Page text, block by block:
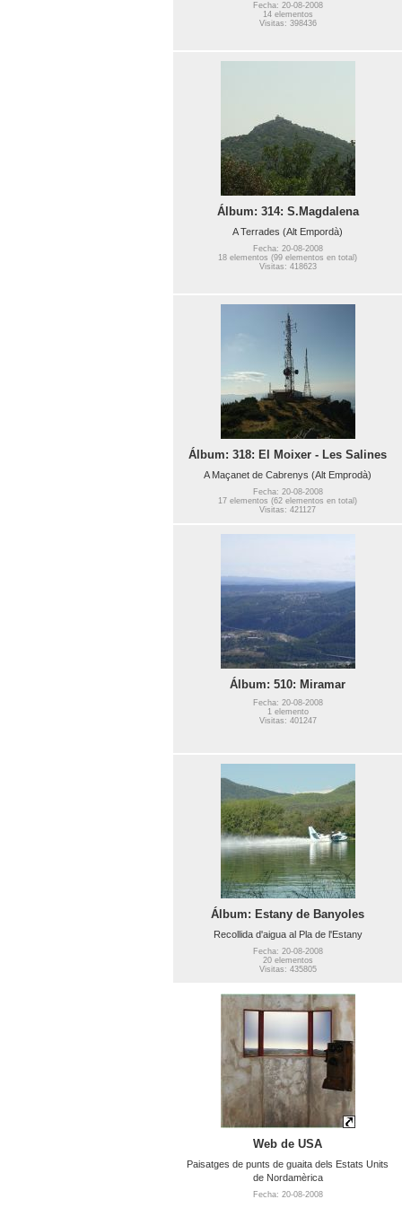
Fecha: 20-08-2008
14 elementos
Visitas: 398436
Álbum: 314: S.Magdalena
A Terrades (Alt Empordà)
Fecha: 20-08-2008
18 elementos (99 elementos en total)
Visitas: 418623
Álbum: 318: El Moixer - Les Salines
A Maçanet de Cabrenys (Alt Emprodà)
Fecha: 20-08-2008
17 elementos (62 elementos en total)
Visitas: 421127
Álbum: 510: Miramar
Fecha: 20-08-2008
1 elemento
Visitas: 401247
Álbum: Estany de Banyoles
Recollida d'aigua al Pla de l'Estany
Fecha: 20-08-2008
20 elementos
Visitas: 435805
Web de USA
Paisatges de punts de guaita dels Estats Units
de Nordamèrica
Fecha: 20-08-2008